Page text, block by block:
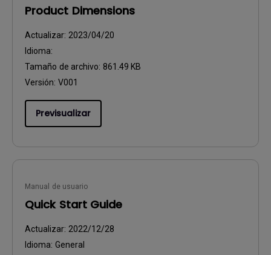
Product Dimensions
Actualizar: 2023/04/20
Idioma:
Tamaño de archivo: 861.49 KB
Versión: V001
Previsualizar
Manual de usuario
Quick Start Guide
Actualizar: 2022/12/28
Idioma: General